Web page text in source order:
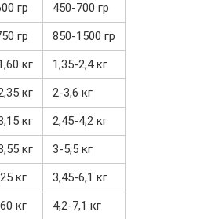
гр
450-700 гр
гр
850-1500 гр
кг
1,35-2,4 кг
кг
2-3,6 кг
кг
2,45-4,2 кг
кг
3-5,5 кг
кг
3,45-6,1 кг
кг
4,2-7,1 кг